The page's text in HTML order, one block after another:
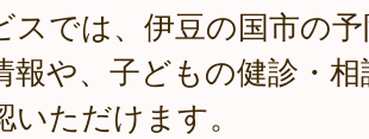
スでは、伊豆の国市の
報や、子どもの健診・
ただけます。